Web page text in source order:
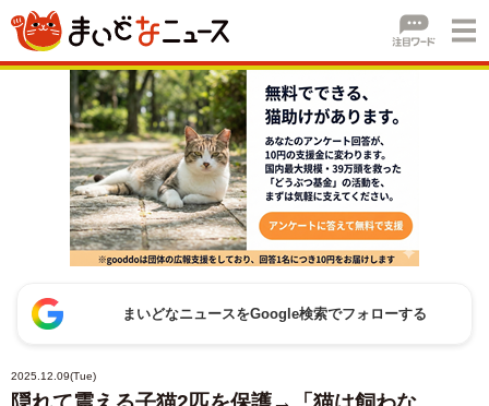
まいどなニュースをGoogle検索でフォローする
2025.12.09(Tue)